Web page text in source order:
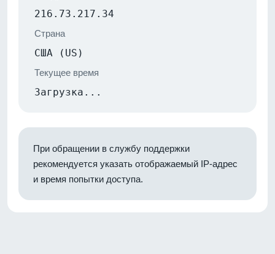
216.73.217.34
Страна
США (US)
Текущее время
Загрузка...
При обращении в службу поддержки
рекомендуется указать отображаемый IP-адрес
и время попытки доступа.